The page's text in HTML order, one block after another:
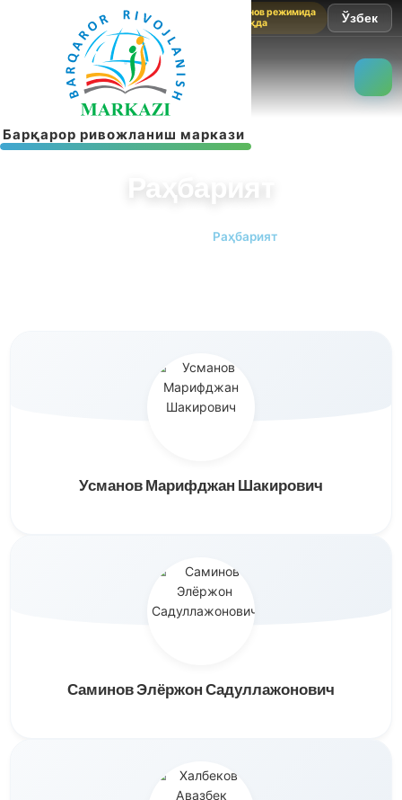
Барқарор ривожланиш маркази
Сайт синов режимида
ишламоқда
Ўзбек
Раҳбарият
Раҳбарият
Усманов Марифджан Шакирович
Саминов Элёржон Садуллажонович